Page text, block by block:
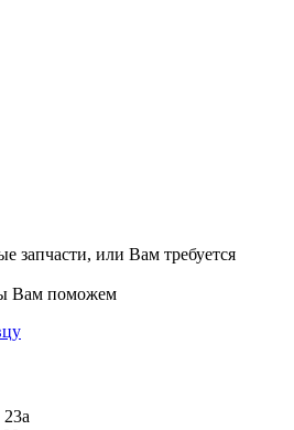
или Вам требуется
Вам поможем